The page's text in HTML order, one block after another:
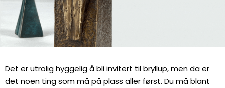
Det er utrolig hyggelig å bli invitert til bryllup, men da er
det noen ting som må på plass aller først. Du må blant